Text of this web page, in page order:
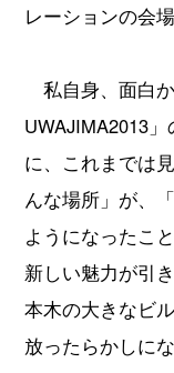
レーションの会
私自身、面白
UWAJIMA2013
に、これまでは
んな場所」が、
ようになったこ
新しい魅力が引
本木の大きなビ
放ったらかしに